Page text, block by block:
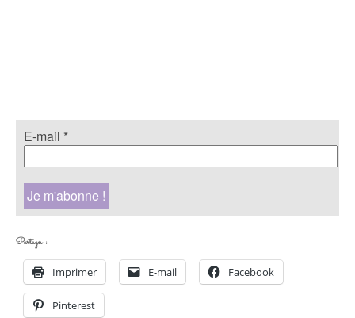
E-mail *
Partager :
Imprimer E-mail Facebook
Pinterest